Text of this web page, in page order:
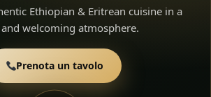
Ethiopian & Eritrean cuisine in a
welcoming atmosphere.
Prenota un tavolo